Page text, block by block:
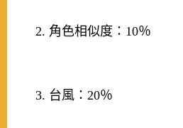
2. 角色相似度：10％
3. 台風：20％